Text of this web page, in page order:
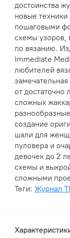
достоинства
новые
пошаговыми
схемы узоров,
по вязанию.
Immediate
любителей
от достаточно
сложных
создание
шали для
пуловера и
девочек до 2
схемы и
сложными
Теги: Журнал